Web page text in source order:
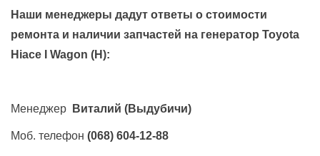
Наши менеджеры дадут ответы о стоимости
ремонта и наличии запчастей на генератор Toyota
Hiace I Wagon (H):
Менеджер Виталий (Выдубичи)
Моб. телефон (068) 604-12-88